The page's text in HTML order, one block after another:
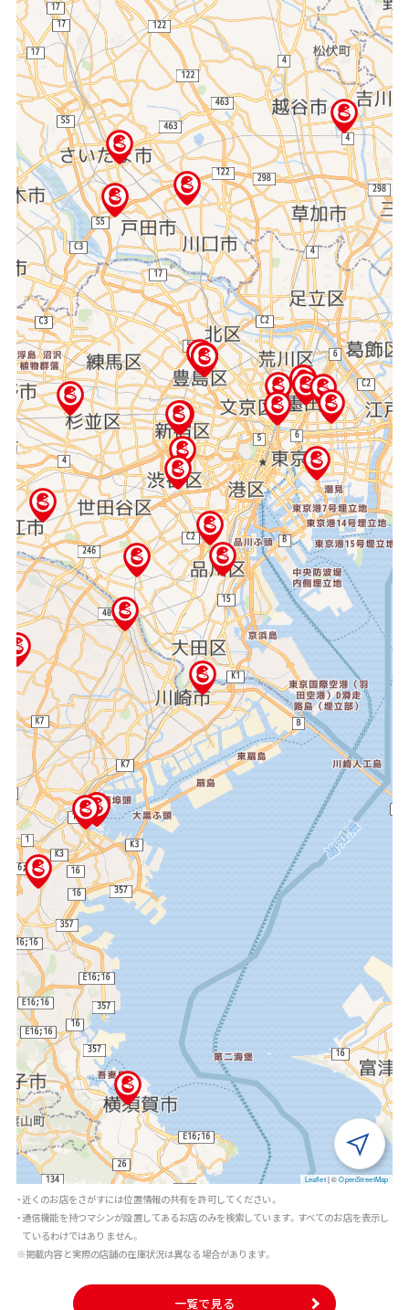
Leaflet |©OpenStreetMap
・近くのお店をさがすには位置情報の共有を許可してください。
・通信機能を持つマシンが設置してあるお店のみを検索しています。すべてのお店を表示し
ているわけではありません。
※掲載内容と実際の店舗の在庫状況は異なる場合があります。
一覧で見る